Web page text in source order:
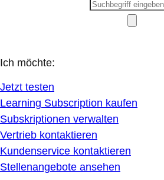
Ich möchte:
Jetzt testen
Learning Subscription kaufen
Subskriptionen verwalten
Vertrieb kontaktieren
Kundenservice kontaktieren
Stellenangebote ansehen